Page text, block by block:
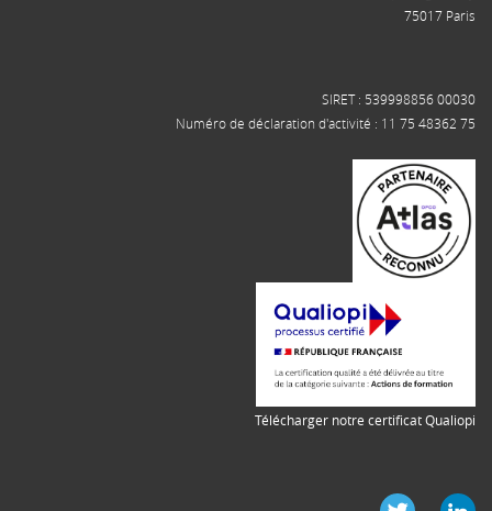
75017 Paris
SIRET : 539998856 00030
Numéro de déclaration d'activité : 11 75 48362 75
Télécharger notre certificat Qualiopi